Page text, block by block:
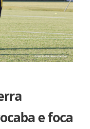
e foca